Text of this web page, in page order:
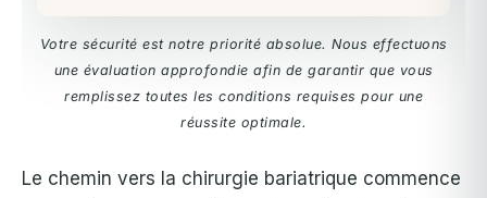
Votre sécurité est notre priorité absolue. Nous effectuons
une évaluation approfondie afin de garantir que vous
remplissez toutes les conditions requises pour une
réussite optimale.
Le chemin vers la chirurgie bariatrique commence